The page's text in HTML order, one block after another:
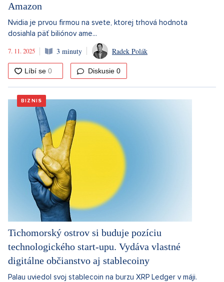
Amazon
Nvidia je prvou firmou na svete, ktorej trhová hodnota
dosiahla päť biliónov ame...
7. 11. 2025
3 minuty Radek Polák
Diskusie 0
BIZNIS
Tichomorský ostrov si buduje pozíciu
technologického start-upu. Vydáva vlastné
digitálne občianstvo aj stablecoiny
Palau uviedol svoj stablecoin na burzu XRP Ledger v máji.